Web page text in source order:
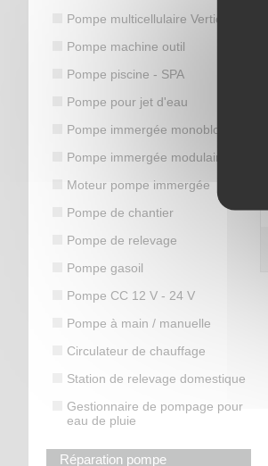
Pompe multicellulaire Verticale
Pompe machine outil
Pompe piscine - SPA
Pompe pour jet d'eau
Pompe immergée monobloc
Pompe immergée modulaire
Moteur pompe immergée
Pompe de chantier
Pompe de relevage
Pompe gasoil
Pompe CC 12 V - 24 V
Pompe à main / manuelle
Circulateur de chauffage
Station de relevage domestique
Gestionnaire de pompage pour
eau de pluie
Réparation pompe